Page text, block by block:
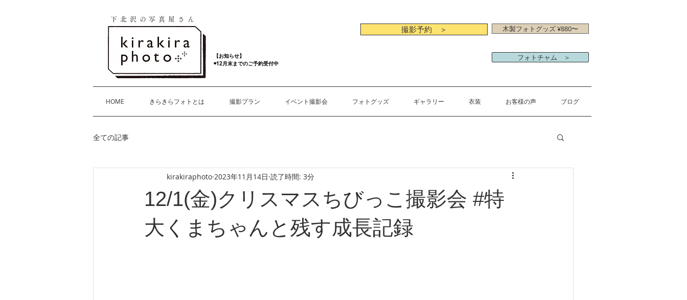
下北沢の写真屋さん
【お知らせ】
◉12月末までのご予約受付中
撮影予約 ＞ 木製フォトグッズ ¥880〜
フォトチャム ＞
HOME きらきらフォトとは 撮影プラン イベント撮影会 フォトグッズ ギャラリー 衣装 お客様の声 ブログ
全ての記事
12/1(金)クリスマスちびっこ撮影会 #特
大くまちゃんと残す成長記録
kirakiraphoto 2023年11月14日 読了時間: 3分